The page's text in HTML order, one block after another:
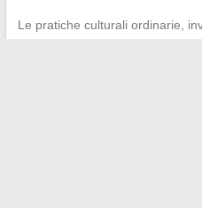
Le pratiche culturali ordinarie,